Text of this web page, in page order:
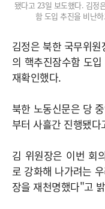
됐다고 23일 보도했다. 김정
함 도입 추진을 비난
김정은 북한 국무위
의 핵추진잠수함 도
재확인했다.
북한 노동신문은 당
부터 사흘간 진행됐
김 위원장은 이번 회
로 강화해 나가려는
장을 재천명했다"고